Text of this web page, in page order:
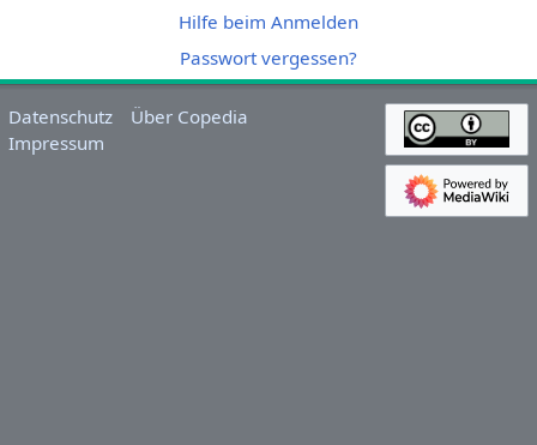
Hilfe beim Anmelden
Passwort vergessen?
Datenschutz
Über Copedia
Impressum